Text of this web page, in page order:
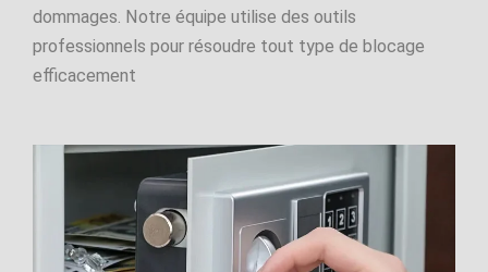
dommages. Notre équipe utilise des outils
professionnels pour résoudre tout type de blocage
efficacement